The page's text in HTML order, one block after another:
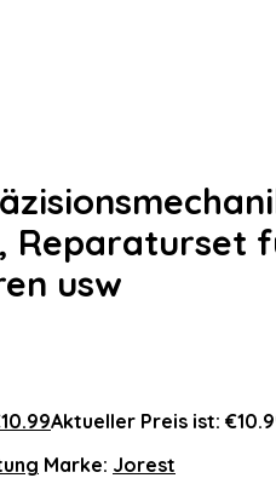
Reparaturset
usw
10.99Aktueller Preis ist:
Marke: Jorest